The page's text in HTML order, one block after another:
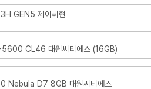
GEN5 제이씨현
CL46 대원씨티에스 (16GB)
Nebula D7 8GB 대원씨티에스